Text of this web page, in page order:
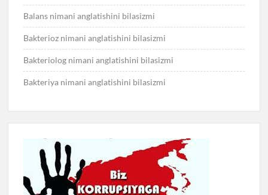
Balans nimani anglatishini bilasizmi
Bakterioz nimani anglatishini bilasizmi
Bakteriolog nimani anglatishini bilasizmi
Bakteriya nimani anglatishini bilasizmi